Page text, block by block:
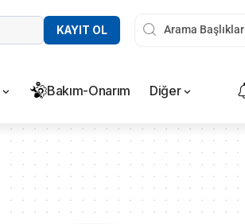
KAYIT OL
Bakım-Onarım Diğer